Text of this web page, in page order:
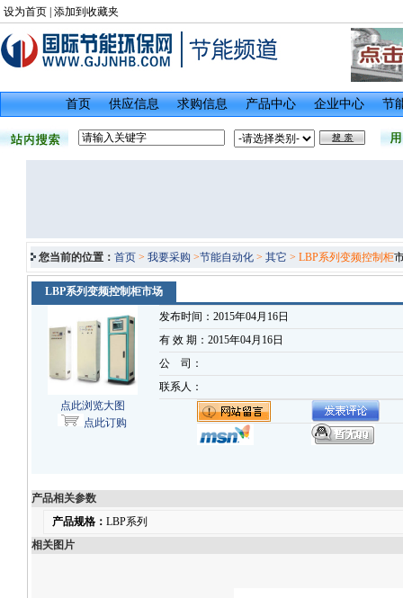
设为首页 添加到收藏夹
首页 供应信息 求购信息 产品中心 企业中心 节
您当前的位置： 首页 > 我要采购 >节能自动化 > 其它 > LBP系列变频控制柜
LBP系列变频控制柜市场
点此浏览大图
点此订购
发布时间：2015年04月16日
有 效 期：2015年04月16日
公 司：
联系人：
产品相关参数
产品规格： LBP系列
相关图片